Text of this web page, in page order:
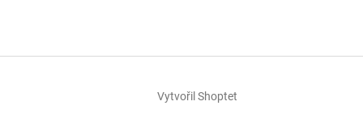
Vytvořil Shoptet